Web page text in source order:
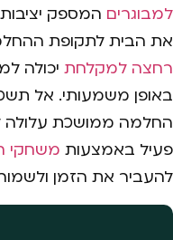
למבוגרים המספק
את הבית לתקופת
רחצה למקלחת יכולה
באופן משמעותי. אל
החלמה ממושכת עלולה
פעיל באמצעות משחקי
להעביר את הזמן